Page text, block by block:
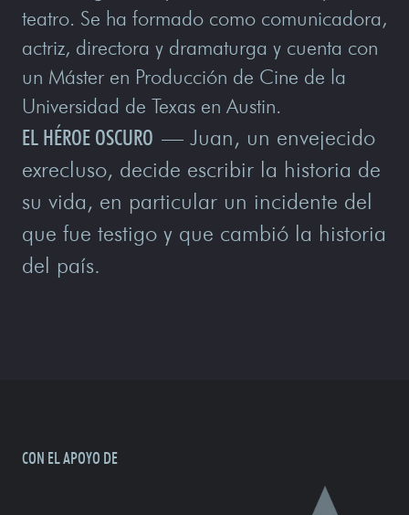
teatro. Se ha formado como comunicadora,
actriz, directora y dramaturga y cuenta con
un Máster en Producción de Cine de la
Universidad de Texas en Austin.
EL HÉROE OSCURO — Juan, un envejecido
exrecluso, decide escribir la historia de
su vida, en particular un incidente del
que fue testigo y que cambió la historia
del país.
CON EL APOYO DE